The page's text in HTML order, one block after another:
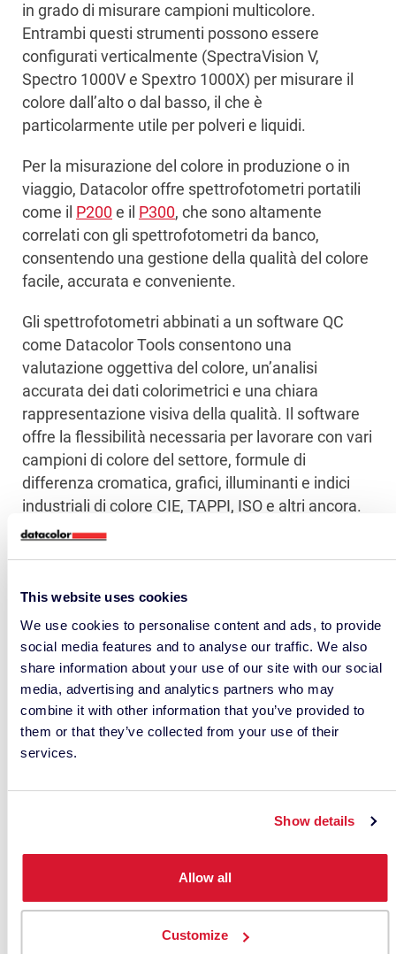
This website uses cookies
We use cookies to personalise content and ads, to provide
social media features and to analyse our traffic. We also
share information about your use of our site with our social
media, advertising and analytics partners who may
combine it with other information that you’ve provided to
them or that they’ve collected from your use of their
services.
Show details
Allow all
Customize
in grado di misurare campioni multicolore.
Entrambi questi strumenti possono essere
configurati verticalmente (SpectraVision V,
Spectro 1000V e Spextro 1000X) per misurare il
colore dall’alto o dal basso, il che è
particolarmente utile per polveri e liquidi.
Per la misurazione del colore in produzione o in
viaggio, Datacolor offre spettrofotometri portatili
come il P200 e il P300, che sono altamente
correlati con gli spettrofotometri da banco,
consentendo una gestione della qualità del colore
facile, accurata e conveniente.
Gli spettrofotometri abbinati a un software QC
come Datacolor Tools consentono una
valutazione oggettiva del colore, un’analisi
accurata dei dati colorimetrici e una chiara
rappresentazione visiva della qualità. Il software
offre la flessibilità necessaria per lavorare con vari
campioni di colore del settore, formule di
differenza cromatica, grafici, illuminanti e indici
industriali di colore CIE, TAPPI, ISO e altri ancora.
Per lo sviluppo e la formulazione del colore
Datacolor offre sistemi di gestione del colore.
al software Match Pigment di Datacolor,
consentendo ai coloristi di laboratorio di prendere
decisioni sui colori senza affidarsi alla soggettiva
corrispondenza visiva. Questo software aiuta
anche nella formulazione o riformulazione di
prodotti con formule ottimizzate per ingredienti